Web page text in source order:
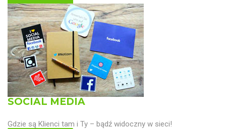
SOCIAL MEDIA
Gdzie są Klienci tam i Ty – bądź widoczny w sieci!